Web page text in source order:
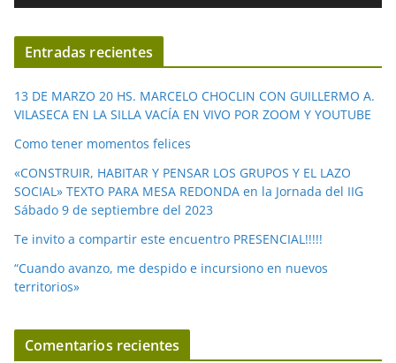
í
d
e
o
Entradas recientes
13 DE MARZO 20 HS. MARCELO CHOCLIN CON GUILLERMO A.
VILASECA EN LA SILLA VACÍA EN VIVO POR ZOOM Y YOUTUBE
Como tener momentos felices
«CONSTRUIR, HABITAR Y PENSAR LOS GRUPOS Y EL LAZO
SOCIAL» TEXTO PARA MESA REDONDA en la Jornada del IIG
Sábado 9 de septiembre del 2023
Te invito a compartir este encuentro PRESENCIAL!!!!!
“Cuando avanzo, me despido e incursiono en nuevos
territorios»
Comentarios recientes